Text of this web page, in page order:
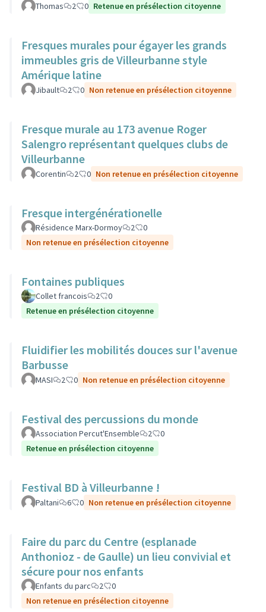
Thomas 2 0 Retenue en présélection citoyenne
Fresques murales pour égayer les grands
immeubles gris de Villeurbanne style
Amérique latine
Jibault 2 0 Non retenue en présélection citoyenne
Fresque murale au 173 avenue Roger
Salengro représentant quelques clubs de
Villeurbanne
Corentin 2 0 Non retenue en présélection citoyenne
Fresque intergénérationelle
Résidence Marx-Dormoy 2
0
Non retenue en présélection citoyenne
Fontaines publiques
Collet francois 2
0
Retenue en présélection citoyenne
Fluidifier les mobilités douces sur l'avenue
Barbusse
MASI 2 0 Non retenue en présélection citoyenne
Festival des percussions du monde
Association Percut'Ensemble 2
0
Retenue en présélection citoyenne
Festival BD à Villeurbanne !
Paltani 6 0 Non retenue en présélection citoyenne
Faire du parc du Centre (esplanade
Anthonioz - de Gaulle) un lieu convivial et
sécure pour nos enfants
Enfants du parc 2
0
Non retenue en présélection citoyenne